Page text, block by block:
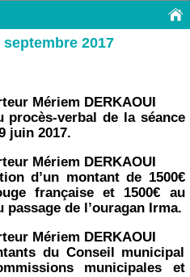
2017
Mériem DERKAOUI
procès-verbal de la séance
juin 2017.
Mériem DERKAOUI
d’un montant de 1500€
française et 1500€ au
de l’ouragan Irma.
Mériem DERKAOUI
du Conseil municipal
municipales et